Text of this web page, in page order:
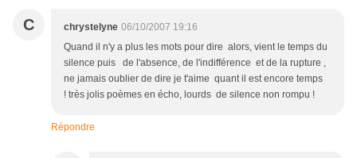
C chrystelyne 06/10/2007 19:16
Quand il n'y a plus les mots pour dire alors, vient le temps du
silence puis de l'absence, de l'indifférence et de la rupture ,
ne jamais oublier de dire je t'aime quant il est encore temps
! très jolis poèmes en écho, lourds de silence non rompu !
Répondre